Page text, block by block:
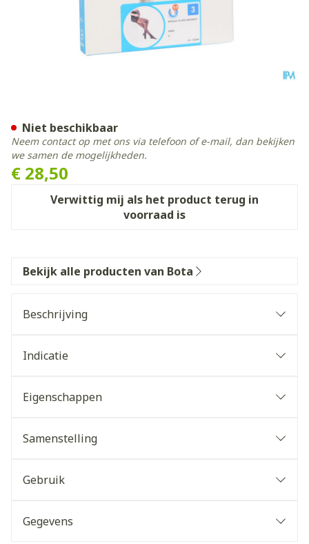
€ 28,50
Verwittig mij als het product terug in
voorraad is
Niet beschikbaar
Neem contact op met ons via telefoon of e-mail, dan bekijken
we samen de mogelijkheden.
Bekijk alle producten van Bota
Beschrijving
Indicatie
Eigenschappen
Samenstelling
Gebruik
Gegevens